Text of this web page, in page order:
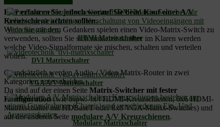
Hier erfahren Sie jedoch worauf Sie beim Kauf einer A/V
Kreuzschiene achten sollten.
Wenn Sie mit dem Gedanken spielen einen Video-Matrix-Switch zu
verwenden, sollten Sie sich zunächst darüber im Klaren werden
welche Video-Signalformate sie mischen, schalten und verteilen
wollen.
Grundsätzlich werden Audio-/ Video Matrix-Router in zwei
Kategorien unterscheiden.
Da sind auf der einen Seite Matrix-Switcher mit fester
Konfiguration(wie bspw. 4x4 HDMI-Kreuzschienen, 6x6 HDMI-
Matrixschalter mit HDBaseT oder 8x8 VGA-Matrix-Switches) und
auf der anderen Seite modulare A/V Kreuzschienen.
HDMI Matrixschalter
DVI Matrixschalter
VGA A/V Matrixschalter
Modulare Matrixschalter